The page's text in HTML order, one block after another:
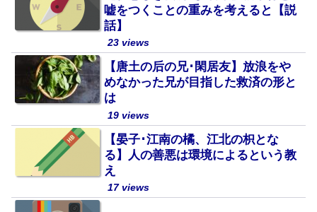
嘘をつくことの重みを考えると【説
話】
23 views
【唐土の后の兄･閑居友】放浪をや
めなかった兄が目指した救済の形と
は
19 views
【晏子･江南の橘、江北の枳とな
る】人の善悪は環境によるという教
え
17 views